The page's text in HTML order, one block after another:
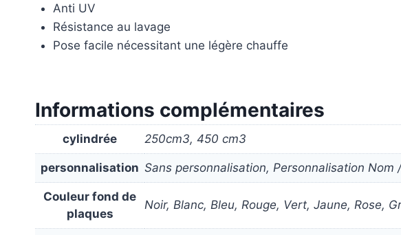
Anti UV
Résistance au lavage
Pose facile nécessitant une légère chauffe
Informations complémentaires
cylindrée 250cm3, 450 cm3
personnalisation Sans personnalisation, Personnalisation
Couleur fond de
plaques
Noir, Blanc, Bleu, Rouge, Vert, Jaune, Rose,